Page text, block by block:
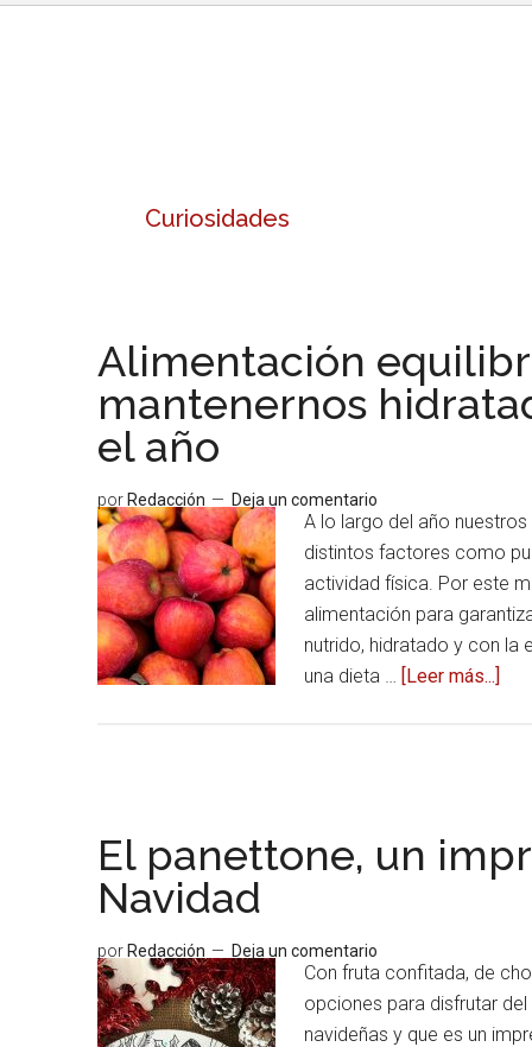
Curiosidades
Alimentación
mantenernos
el año
por Redacción Deja un comentario
A lo largo del año
distintos factores como
actividad física. Por este
alimentación para
nutrido, hidratado y con la
una dieta … [Leer más...]
el
año
El panettone, un
Navidad
por Redacción Deja un comentario
Con fruta confitada, de
opciones para disfrutar
navideñas y que es un